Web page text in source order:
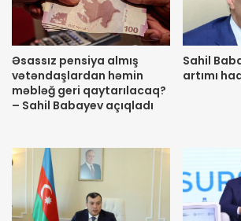
Əsassız pensiya almış
vətəndaşlardan həmin
məbləğ geri qaytarılacaq?
– Sahil Babayev açıqladı
Sahil
artımı